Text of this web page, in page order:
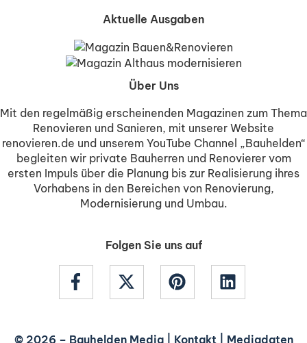
Aktuelle Ausgaben
Über Uns
Mit den regelmäßig erscheinenden Magazinen zum Thema
Renovieren und Sanieren, mit unserer Website
renovieren.de und unserem YouTube Channel „Bauhelden“
begleiten wir private Bauherren und Renovierer vom
ersten Impuls über die Planung bis zur Realisierung ihres
Vorhabens in den Bereichen von Renovierung,
Modernisierung und Umbau.
Folgen Sie uns auf
© 2026 – Bauhelden Media| Kontakt| Mediadaten